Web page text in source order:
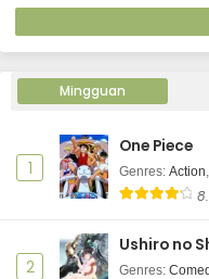
Mingguan
1
One Piece
Genres: Action,
2
Ushiro no
Genres: